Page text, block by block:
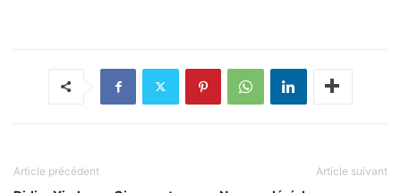
Article précédent Article suivant